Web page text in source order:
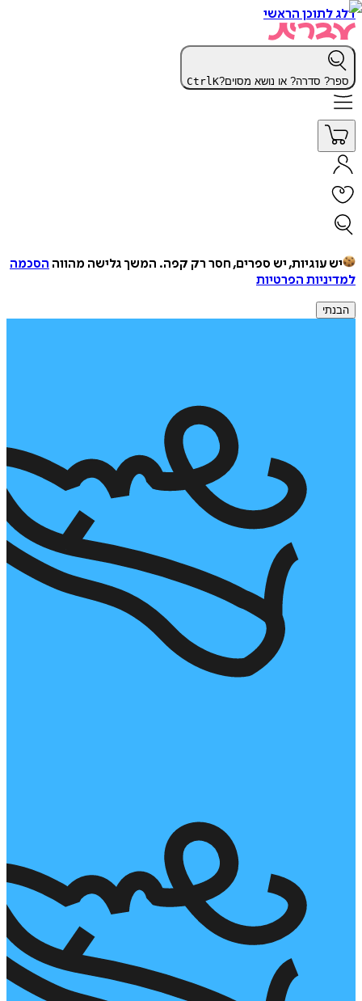
דלג לתוכן הראשי
ספר? סדרה? או נושא מסוים? CtrlK
יש עוגיות, יש ספרים, חסר רק קפה. המשך גלישה מהווה הסכמה
למדיניות הפרטיות
הבנתי